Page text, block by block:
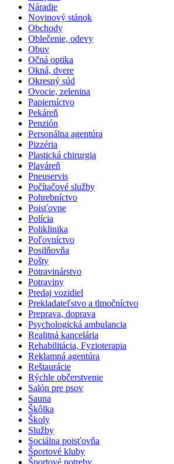
Náradie
Novinový stánok
Obchody
Oblečenie, odevy
Obuv
Očná optika
Okná, dvere
Okresný súd
Ovocie, zelenina
Papierníctvo
Pekáreň
Penzión
Personálna agentúra
Pizzéria
Plastická chirurgia
Plaváreň
Pneuservis
Počítačové služby
Pohrebníctvo
Poisťovne
Polícia
Poliklinika
Poľovníctvo
Posilňovňa
Pošty
Potravinárstvo
Potraviny
Predaj vozidiel
Prekladateľstvo a tlmočníctvo
Preprava, doprava
Psychologická ambulancia
Realitná kancelária
Rehabilitácia, Fyzioterapia
Reklamná agentúra
Reštaurácie
Rýchle občerstvenie
Salón pre psov
Sauna
Škôlka
Školy
Služby
Sociálna poisťovňa
Športové kluby
Športové potreby